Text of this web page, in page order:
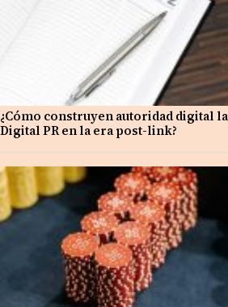
¿Cómo construyen autoridad digital
Digital PR en la era post-link?